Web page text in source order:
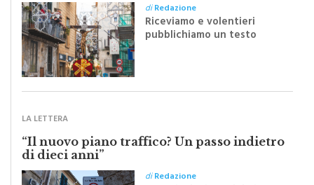
diRedazione
Riceviamo e volentieri
pubblichiamo un testo
Festa del Santissimo
LA LETTERA
“Il nuovo piano traffico? Un passo indietro
di dieci anni”
diRedazione